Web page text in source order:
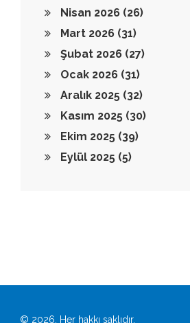
Nisan 2026 (26)
Mart 2026 (31)
Şubat 2026 (27)
Ocak 2026 (31)
Aralık 2025 (32)
Kasım 2025 (30)
Ekim 2025 (39)
Eylül 2025 (5)
© 2026. Her hakkı saklıdır.